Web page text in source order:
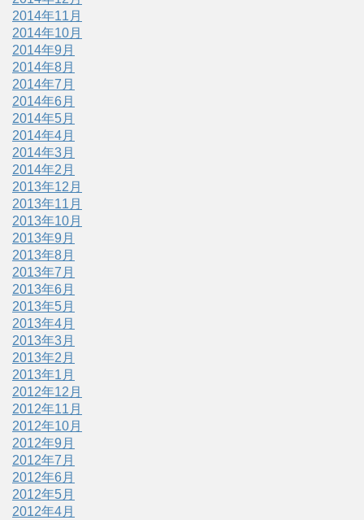
2014年11月
2014年10月
2014年9月
2014年8月
2014年7月
2014年6月
2014年5月
2014年4月
2014年3月
2014年2月
2013年12月
2013年11月
2013年10月
2013年9月
2013年8月
2013年7月
2013年6月
2013年5月
2013年4月
2013年3月
2013年2月
2013年1月
2012年12月
2012年11月
2012年10月
2012年9月
2012年7月
2012年6月
2012年5月
2012年4月